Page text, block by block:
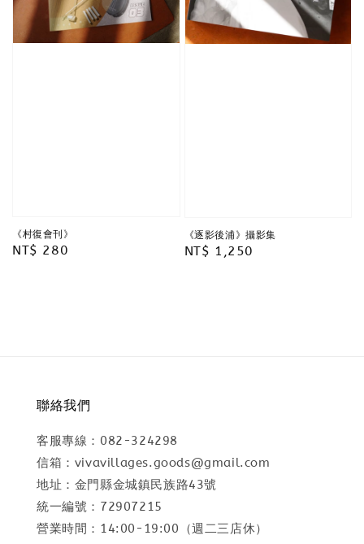
《村復會刊》
Regular
NT$ 280
《逐影後浦》攝影集
Regular
NT$ 1,250
聯絡我們
客服專線：082-324298
信箱：vivavillages.goods@gmail.com
地址：金門縣金城鎮民族路43號
統一編號：72907215
營業時間：14:00-19:00（週二三店休）